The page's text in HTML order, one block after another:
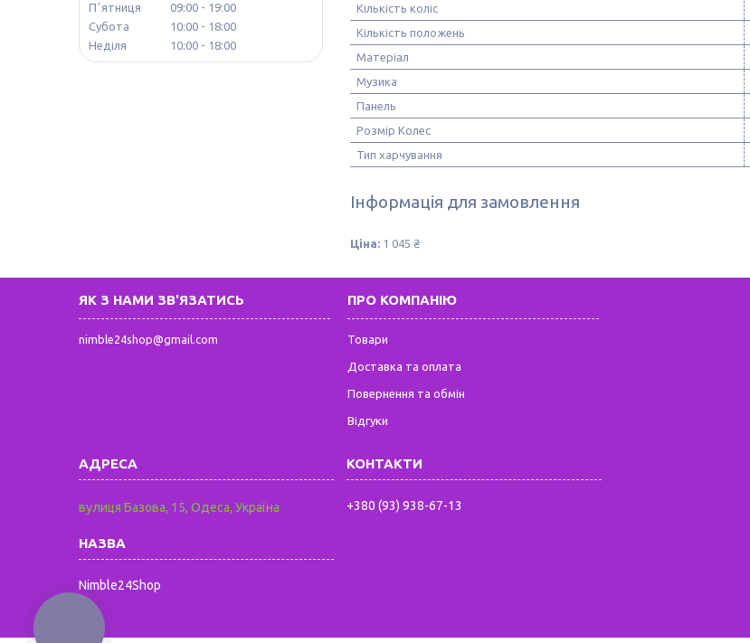
Кількість коліс
Кількість положень
Матеріал
Музика
Панель
Розмір Колес
Тип харчування
Інформація для замовлення
Ціна: 1 045 ₴
Пʼятниця
09:00
19:00
Субота
10:00
18:00
Неділя
10:00 18:00
ЯК З НАМИ ЗВ'ЯЗАТИСЬ
nimble24shop@gmail.com
ПРО КОМПАНІЮ
Товари
Доставка та оплата
Повернення та обмін
Відгуки
вулиця Базова, 15, Одеса, Україна
Nimble24Shop
+380 (93) 938-67-13